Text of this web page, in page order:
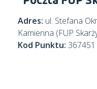
Adres: ul. Stefana
Kamienna (FUP
Kod Punktu: 367451